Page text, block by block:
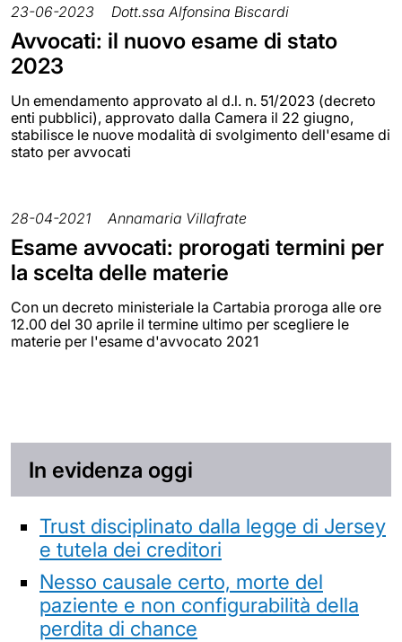
23-06-2023 Dott.ssa Alfonsina Biscardi
Avvocati: il nuovo esame di stato
2023
Un emendamento approvato al d.l. n. 51/2023 (decreto
enti pubblici), approvato dalla Camera il 22 giugno,
stabilisce le nuove modalità di svolgimento dell'esame di
stato per avvocati
28-04-2021 Annamaria Villafrate
Esame avvocati: prorogati termini per
la scelta delle materie
Con un decreto ministeriale la Cartabia proroga alle ore
12.00 del 30 aprile il termine ultimo per scegliere le
materie per l'esame d'avvocato 2021
In evidenza oggi
Trust disciplinato dalla legge di Jersey
e tutela dei creditori
Nesso causale certo, morte del
paziente e non configurabilità della
perdita di chance